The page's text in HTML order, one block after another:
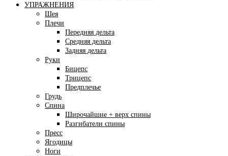
УПРАЖНЕНИЯ
Шея
Плечи
Передняя дельта
Средняя дельта
Задняя дельта
Руки
Бицепс
Трицепс
Предплечье
Грудь
Спина
Широчайшие + верх спины
Разгибатели спины
Пресс
Ягодицы
Ноги